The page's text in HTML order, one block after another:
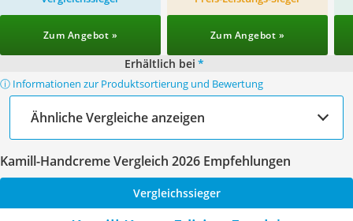
Zum Angebot » Zum Angebot »
Erhältlich bei *
ⓘ Informationen zur Produktsortierung und Bewertung
Ähnliche Vergleiche anzeigen
Kamill-Handcreme Vergleich 2026 Empfehlungen
Vergleichssieger